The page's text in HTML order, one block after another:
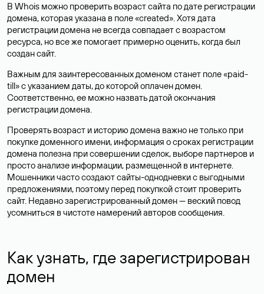
В Whois можно проверить возраст сайта по дате регистрации
домена, которая указана в поле «created». Хотя дата
регистрации домена не всегда совпадает с возрастом
ресурса, но все же помогает примерно оценить, когда был
создан сайт.
Важным для заинтересованных доменом станет поле «paid-
till» с указанием даты, до которой оплачен домен.
Соответственно, ее можно назвать датой окончания
регистрации домена.
Проверять возраст и историю домена важно не только при
покупке доменного имени, информация о сроках регистрации
домена полезна при совершении сделок, выборе партнеров и
просто анализе информации, размещенной в интернете.
Мошенники часто создают сайты-однодневки с выгодными
предложениями, поэтому перед покупкой стоит проверить
сайт. Недавно зарегистрированный домен — веский повод
усомниться в чистоте намерений авторов сообщения.
Как узнать, где зарегистрирован
домен